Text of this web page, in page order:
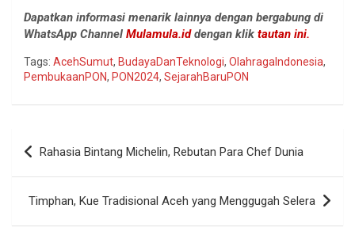
Dapatkan informasi menarik lainnya dengan bergabung di
WhatsApp Channel Mulamula.iddengan klik tautan ini.
Tags: AcehSumut, BudayaDanTeknologi, OlahragaIndonesia,
PembukaanPON, PON2024, SejarahBaruPON
Navigasi
pos
Rahasia Bintang Michelin, Rebutan Para Chef Dunia
Timphan, Kue Tradisional Aceh yang Menggugah Selera